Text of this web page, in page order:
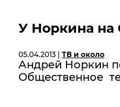
У Норкина на
05.04.2013 | ТВ и около
Андрей Норкин
Общественное